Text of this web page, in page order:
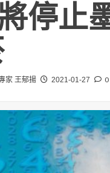
停止
家 王郁揚 2021-01-27 0